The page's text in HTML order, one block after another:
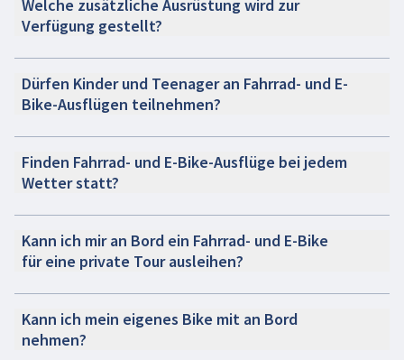
Welche zusätzliche Ausrüstung wird zur
Verfügung gestellt?
Dürfen Kinder und Teenager an Fahrrad- und E-
Bike-Ausflügen teilnehmen?
Finden Fahrrad- und E-Bike-Ausflüge bei jedem
Wetter statt?
Kann ich mir an Bord ein Fahrrad- und E-Bike
für eine private Tour ausleihen?
Kann ich mein eigenes Bike mit an Bord
nehmen?